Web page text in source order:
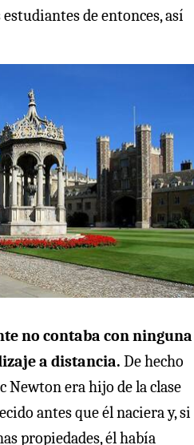
de entonces, así
no contaba con ninguna
a distancia. De hecho
Newton era hijo de la clase
antes que él naciera y, si
propiedades, él había